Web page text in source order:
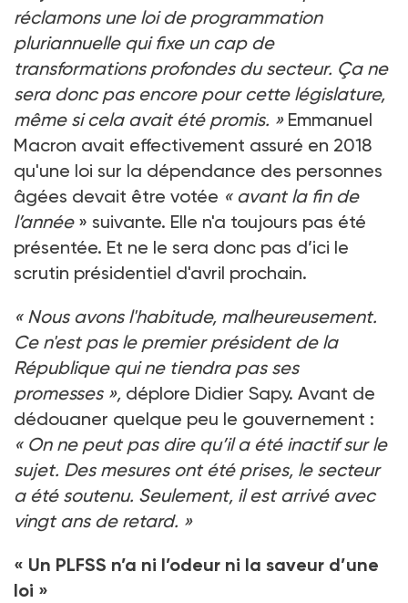
réclamons une loi de programmation
pluriannuelle qui fixe un cap de
transformations profondes du secteur. Ça ne
sera donc pas encore pour cette législature,
même si cela avait été promis. » Emmanuel
Macron avait effectivement assuré en 2018
qu'une loi sur la dépendance des personnes
âgées devait être votée « avant la fin de
l’année » suivante. Elle n'a toujours pas été
présentée. Et ne le sera donc pas d’ici le
scrutin présidentiel d'avril prochain.
« Nous avons l'habitude, malheureusement.
Ce n'est pas le premier président de la
République qui ne tiendra pas ses
promesses», déplore Didier Sapy. Avant de
dédouaner quelque peu le gouvernement :
« On ne peut pas dire qu’il a été inactif sur le
sujet. Des mesures ont été prises, le secteur
a été soutenu. Seulement, il est arrivé avec
vingt ans de retard. »
« Un PLFSS n’a ni l’odeur ni la saveur d’une
loi »